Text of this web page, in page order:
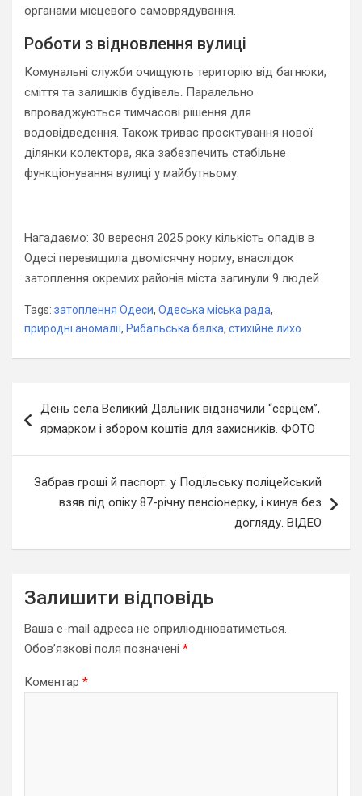
органами місцевого самоврядування.
Роботи з відновлення вулиці
Комунальні служби очищують територію від багнюки,
сміття та залишків будівель. Паралельно
впроваджуються тимчасові рішення для
водовідведення. Також триває проєктування нової
ділянки колектора, яка забезпечить стабільне
функціонування вулиці у майбутньому.
Нагадаємо: 30 вересня 2025 року кількість опадів в
Одесі перевищила двомісячну норму, внаслідок
затоплення окремих районів міста загинули 9 людей.
Tags: затоплення Одеси, Одеська міська рада,
природні аномалії, Рибальська балка, стихійне лихо
записів
День села Великий Дальник відзначили “серцем”,
ярмарком і збором коштів для захисників. ФОТО
Забрав гроші й паспорт: у Подільську поліцейський
взяв під опіку 87-річну пенсіонерку, і кинув без
догляду. ВІДЕО
Залишити відповідь
Ваша e-mail адреса не оприлюднюватиметься.
Обов’язкові поля позначені *
Коментар *